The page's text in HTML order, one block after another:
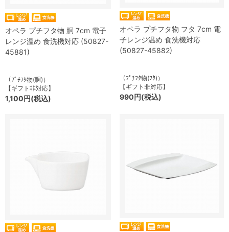
オペラ プチフタ物 胴 7cm 電子
レンジ温め 食洗機対応 (50827-
45881)
（ﾌﾟﾁﾌﾀ物(胴)）
【ギフト非対応】
1,100円(税込)
オペラ プチフタ物 フタ 7cm 電
子レンジ温め 食洗機対応
(50827-45882)
（ﾌﾟﾁﾌﾀ物(ﾌﾀ)）
【ギフト非対応】
990円(税込)